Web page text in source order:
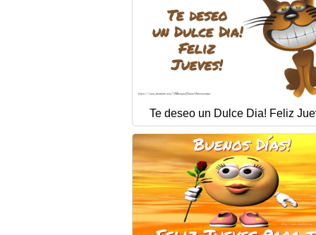
Te deseo un Dulce Dia! Feliz